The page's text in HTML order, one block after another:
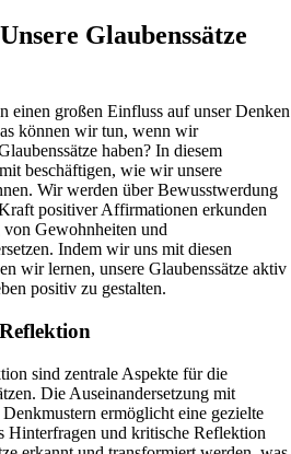
Glaubenssätze
einen großen Einfluss auf unser Denken
können wir tun, wenn wir
haben? In diesem
beschäftigen, wie wir unsere
Wir werden über Bewusstwerdung
positiver Affirmationen erkunden
Gewohnheiten und
Indem wir uns mit diesen
wir lernen, unsere Glaubenssätze aktiv
positiv zu gestalten.
sind zentrale Aspekte für die
Die Auseinandersetzung mit
ermöglicht eine gezielte
Hinterfragen und kritische Reflektion